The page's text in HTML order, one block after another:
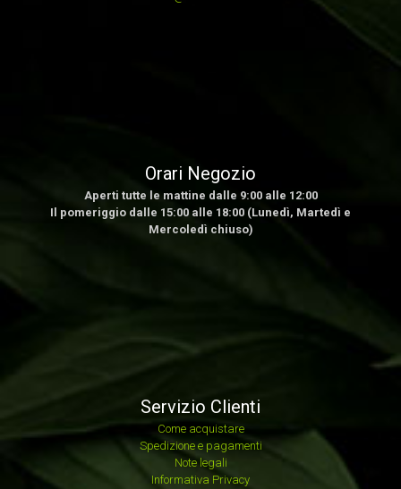
Orari Negozio
Aperti tutte le mattine dalle 9:00 alle 12:00
Il pomeriggio dalle 15:00 alle 18:00 (Lunedì, Martedì e
Mercoledì chiuso)
Servizio Clienti
Come acquistare
Spedizione e pagamenti
Note legali
Informativa Privacy